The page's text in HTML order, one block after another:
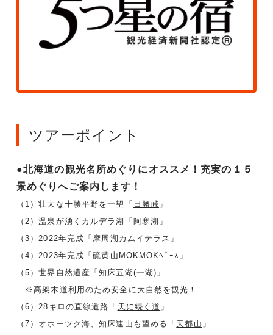
ツアーポイント
●北海道の観光名所めぐりにオススメ！充実の１５
景めぐりへご案内します！
（1）壮大な十勝平野を一望「 日勝峠 」
（2）温泉が湧くカルデラ湖「 阿寒湖 」
（3）2022年完成「 摩周湖カムイテラス 」
（4）2023年完成「硫黄山MOKMOKﾍﾞｰｽ 」
（5）世界自然遺産「知床五湖(一湖) 」
※高架木道利用のため安全に大自然を観光！
（6）28キロの直線道路「 天に続く道 」
（7）オホーツク海、知床連山も望める「 天都山 」